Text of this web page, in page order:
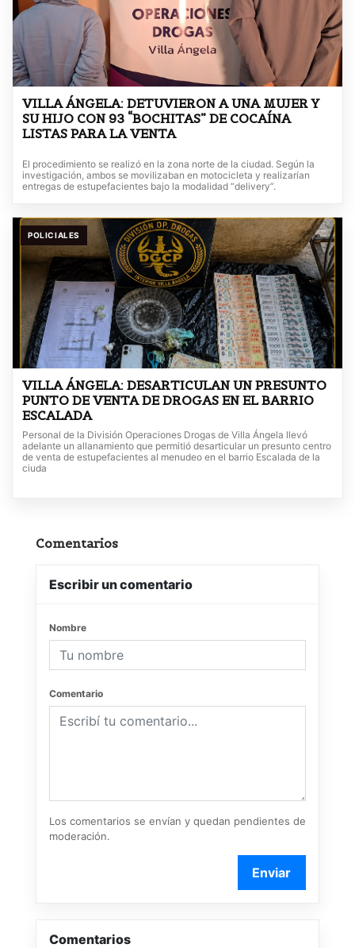
VILLA ÁNGELA: DETUVIERON A UNA MUJER Y
SU HIJO CON 93 “BOCHITAS” DE COCAÍNA
LISTAS PARA LA VENTA
El procedimiento se realizó en la zona norte de la ciudad. Según la
investigación, ambos se movilizaban en motocicleta y realizarían
entregas de estupefacientes bajo la modalidad “delivery”.
POLICIALES
VILLA ÁNGELA: DESARTICULAN UN PRESUNTO
PUNTO DE VENTA DE DROGAS EN EL BARRIO
ESCALADA
Personal de la División Operaciones Drogas de Villa Ángela llevó
adelante un allanamiento que permitió desarticular un presunto centro
de venta de estupefacientes al menudeo en el barrio Escalada de la
ciuda
Comentarios
Escribir un comentario
Nombre
Comentario
Los comentarios se envían y quedan pendientes de
moderación.
Enviar
Comentarios